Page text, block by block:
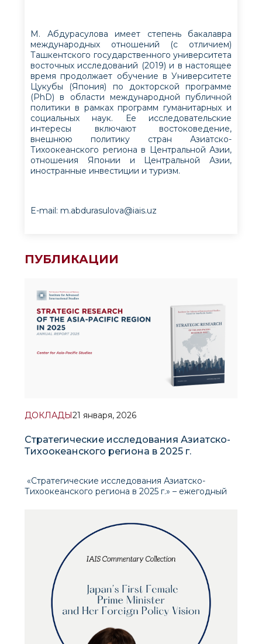
М. Абдурасулова имеет степень бакалавра
международных отношений (с отличием)
Ташкентского государственного университета
восточных исследований (2019) и в настоящее
время продолжает обучение в Университете
Цукубы (Япония) по докторской программе
(PhD) в области международной публичной
политики в рамках программ гуманитарных и
социальных наук. Ее исследовательские
интересы включают востоковедение,
внешнюю политику стран Азиатско-
Тихоокеанского региона в Центральной Азии,
отношения Японии и Центральной Азии,
иностранные инвестиции и туризм.
E-mail: m.abdurasulova@iais.uz
ПУБЛИКАЦИИ
ДОКЛАДЫ21 января, 2026
Стратегические исследования Азиатско-
Тихоокеанского региона в 2025 г.
«Стратегические исследования Азиатско-
Тихоокеанского региона в 2025 г.» – ежегодный
(ИПМИ). В издании представлены аналитические
материалы, посвящённые наиб